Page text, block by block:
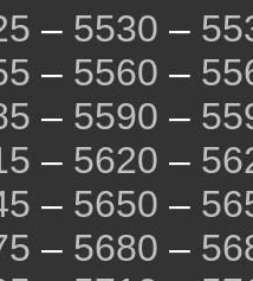
– 5530 –
– 5560 –
– 5590 –
– 5620 –
– 5650 –
– 5680 –